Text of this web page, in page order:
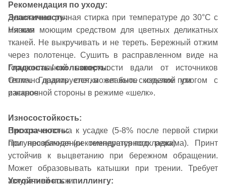
Рекомендация по уходу:
Деликатная ручная стирка при температуре до 30°C с
мягким моющим средством для цветных деликатных
тканей. Не выкручивать и не тереть. Бережный отжим
через полотенце. Сушить в расправленном виде на
горизонтальной поверхности вдали от источников
тепла. Гладить слегка влажное изделие утюгом с
изнаночной стороны в режиме «шелк».
Износостойкость:
Вискоза склонна к усадке (5-8% после первой стирки
при несоблюдении температурного режима). Принт
устойчив к выцветанию при бережном обращении.
Может образовывать катышки при трении. Требует
аккуратной носки.
Эластичность:
Низкая
Гладкость / скользкость:
Отлично драпируется, может быть скользкой при
раскрое
Прозрачность:
Полупрозрачная (рекомендуется подкладка)
Устойчивость к пиллингу: